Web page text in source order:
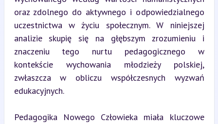
oraz zdolnego do aktywnego i odpowiedzialnego
uczestnictwa w życiu społecznym. W niniejszej
analizie skupię się na głębszym zrozumieniu i
znaczeniu tego nurtu pedagogicznego w
kontekście wychowania młodzieży polskiej,
zwłaszcza w obliczu współczesnych wyzwań
edukacyjnych.
Pedagogika Nowego Człowieka miała kluczowe